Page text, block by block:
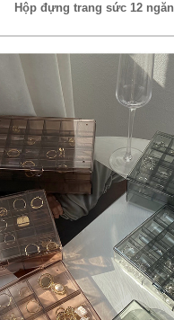
Hộp đựng trang sức 12 ngăn